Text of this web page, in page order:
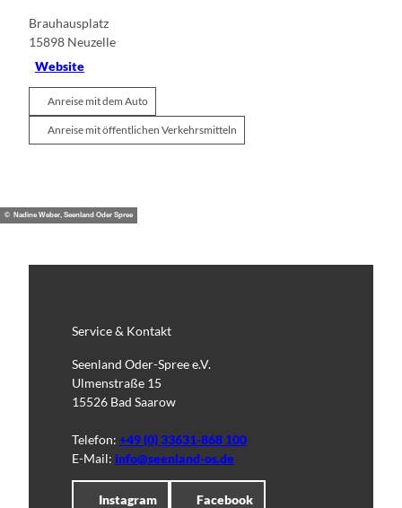
Brauhausplatz
15898 Neuzelle
Website
Anreise mit dem Auto
Anreise mit öffentlichen Verkehrsmitteln
© Nadine Weber, Seenland Oder Spree
Service & Kontakt
Seenland Oder-Spree e.V.
Ulmenstraße 15
15526 Bad Saarow
Telefon: +49 (0) 33631-868 100
E-Mail: info@seenland-os.de
Instagram Facebook